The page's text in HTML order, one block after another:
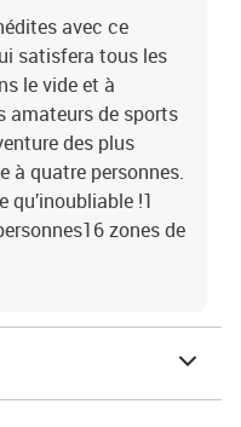
avec ce
satisfera tous les
le vide et à
amateurs de sports
des plus
à quatre personnes.
qu’inoubliable !1
zones de